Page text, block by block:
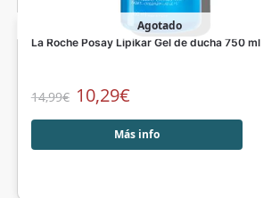
Agotado
La Roche Posay Lipikar Gel de ducha 750 ml
14,99€ 10,29€
Más info